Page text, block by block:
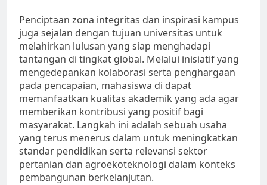
Penciptaan zona integritas dan inspirasi kampus
juga sejalan dengan tujuan universitas untuk
melahirkan lulusan yang siap menghadapi
tantangan di tingkat global. Melalui inisiatif yang
mengedepankan kolaborasi serta penghargaan
pada pencapaian, mahasiswa di dapat
memanfaatkan kualitas akademik yang ada agar
memberikan kontribusi yang positif bagi
masyarakat. Langkah ini adalah sebuah usaha
yang terus menerus dalam untuk meningkatkan
standar pendidikan serta relevansi sektor
pertanian dan agroekoteknologi dalam konteks
pembangunan berkelanjutan.